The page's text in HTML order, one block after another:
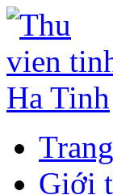
Giới